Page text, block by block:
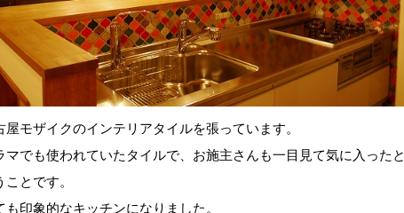
屋モザイクのインテリアタイルを張っています。
マでも使われていたタイルで、お施主さんも一目見て気に入ったと
ことです。
も印象的なキッチンになりました。